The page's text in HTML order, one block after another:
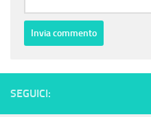
SEGUICI: